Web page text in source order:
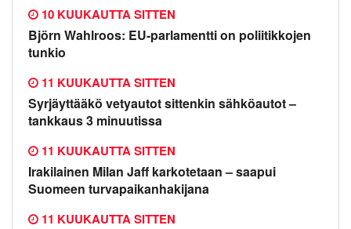
Björn Wahlroos: EU-parlamentti on poliitikkojen
tunkio
10 KUUKAUTTA SITTEN
Syrjäyttääkö vetyautot sittenkin sähköautot –
tankkaus 3 minuutissa
11 KUUKAUTTA SITTEN
Irakilainen Milan Jaff karkotetaan – saapui
Suomeen turvapaikanhakijana
11 KUUKAUTTA SITTEN
11 KUUKAUTTA SITTEN